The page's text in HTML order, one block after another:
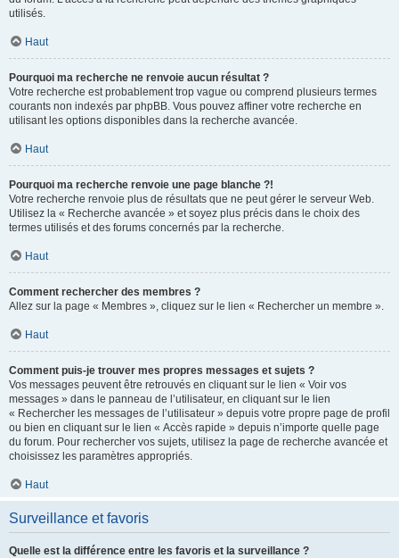
utilisés.
Haut
Pourquoi ma recherche ne renvoie aucun résultat ?
Votre recherche est probablement trop vague ou comprend plusieurs termes
courants non indexés par phpBB. Vous pouvez affiner votre recherche en
utilisant les options disponibles dans la recherche avancée.
Haut
Pourquoi ma recherche renvoie une page blanche ?!
Votre recherche renvoie plus de résultats que ne peut gérer le serveur Web.
Utilisez la « Recherche avancée » et soyez plus précis dans le choix des
termes utilisés et des forums concernés par la recherche.
Haut
Comment rechercher des membres ?
Allez sur la page « Membres », cliquez sur le lien « Rechercher un membre ».
Haut
Comment puis-je trouver mes propres messages et sujets ?
Vos messages peuvent être retrouvés en cliquant sur le lien « Voir vos
messages » dans le panneau de l’utilisateur, en cliquant sur le lien
« Rechercher les messages de l’utilisateur » depuis votre propre page de profil
ou bien en cliquant sur le lien « Accès rapide » depuis n’importe quelle page
du forum. Pour rechercher vos sujets, utilisez la page de recherche avancée et
choisissez les paramètres appropriés.
Haut
Surveillance et favoris
Quelle est la différence entre les favoris et la surveillance ?